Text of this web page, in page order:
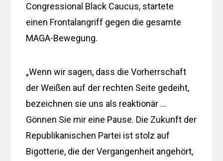
Congressional Black Caucus, startete
einen Frontalangriff gegen die gesamte
MAGA-Bewegung.
„Wenn wir sagen, dass die Vorherrschaft
der Weißen auf der rechten Seite gedeiht,
bezeichnen sie uns als reaktionär …
Gönnen Sie mir eine Pause. Die Zukunft der
Republikanischen Partei ist stolz auf
Bigotterie, die der Vergangenheit angehört,